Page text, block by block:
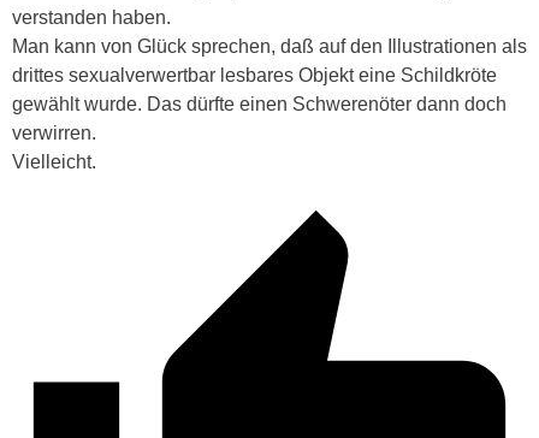
verstanden haben.
Man kann von Glück sprechen, daß auf den Illustrationen als
drittes sexualverwertbar lesbares Objekt eine Schildkröte
gewählt wurde. Das dürfte einen Schwerenöter dann doch
verwirren.
Vielleicht.